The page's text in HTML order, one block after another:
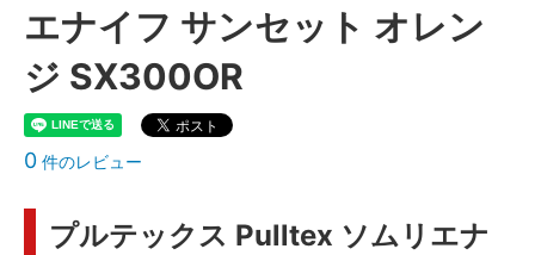
エナイフ サンセット オレン
ジ SX300OR
0 件のレビュー
プルテックス Pulltex ソムリエナ